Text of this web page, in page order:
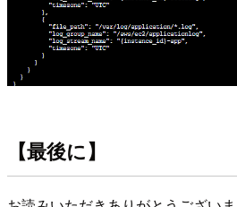
【最後に】